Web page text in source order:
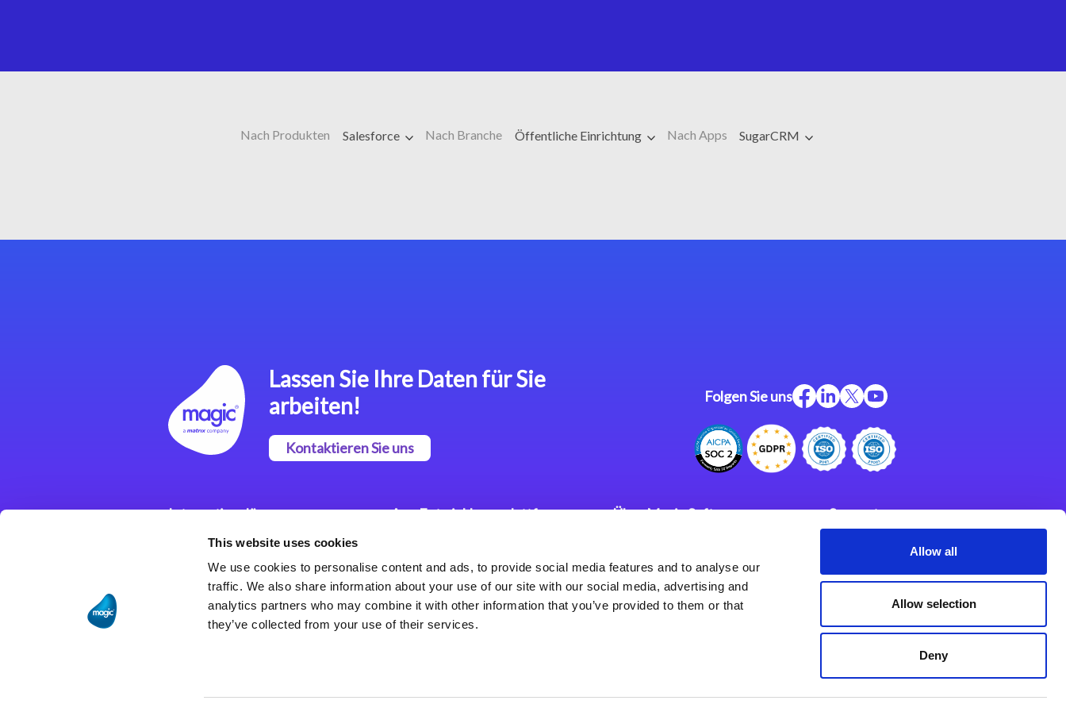
This website uses cookies
We use cookies to personalise content and ads, to provide social media features and to analyse our
traffic. We also share information about your use of our site with our social media, advertising and
analytics partners who may combine it with other information that you’ve provided to them or that
they’ve collected from your use of their services.
Allow all
Allow selection
Deny
Nach Produkten Salesforce Nach Branche Öffentliche Einrichtung Nach Apps SugarCRM
Lassen Sie Ihre Daten für Sie
arbeiten!
Kontaktieren Sie uns
Folgen Sie uns
Integrationslösungen
Magic xpi
Integrationsplattform
App Entwicklungsplattform
Plattform
Magic xpa Web Application
Framework
Über Magic Software
Karriere
Datenschutzerklärung
Weltweite Niederlassungen
Support
Impressum